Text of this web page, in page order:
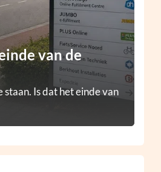
van de
Is dat het einde van